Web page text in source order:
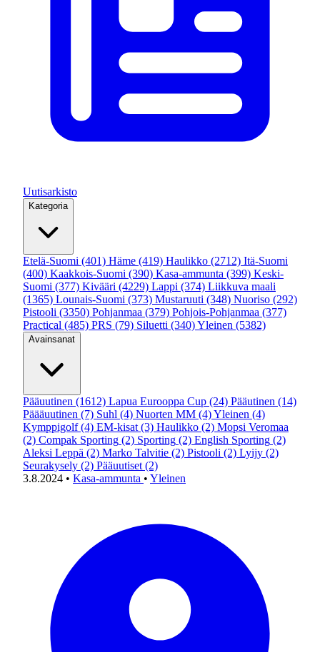
Uutisarkisto
Kategoria
Etelä-Suomi (401) Häme (419) Haulikko (2712) Itä-Suomi
(400) Kaakkois-Suomi (390) Kasa-ammunta (399) Keski-
Suomi (377) Kivääri (4229) Lappi (374) Liikkuva maali
(1365) Lounais-Suomi (373) Mustaruuti (348) Nuoriso (292)
Pistooli (3350) Pohjanmaa (379) Pohjois-Pohjanmaa (377)
Practical (485) PRS (79) Siluetti (340)Yleinen (5382)
Avainsanat
Pääuutinen (1612) Lapua Eurooppa Cup (24) Pääutinen (14)
Päääuutinen (7) Suhl (4) Nuorten MM (4)Yleinen (4)
Kymppigolf (4) EM-kisat (3) Haulikko (2) Mopsi Veromaa
(2) Compak Sporting (2) Sporting (2) English Sporting (2)
Aleksi Leppä (2) Marko Talvitie (2) Pistooli (2) Lyijy (2)
Seurakysely (2) Pääuutiset (2)
3.8.2024 • Kasa-ammunta • Yleinen